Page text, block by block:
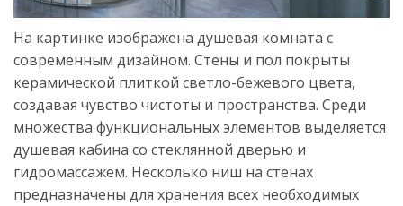
На картинке изображена душевая комната с
современным дизайном. Стены и пол покрыты
керамической плиткой светло-бежевого цвета,
создавая чувство чистоты и пространства. Среди
множества функциональных элементов выделяется
душевая кабина со стеклянной дверью и
гидромассажем. Несколько ниш на стенах
предназначены для хранения всех необходимых